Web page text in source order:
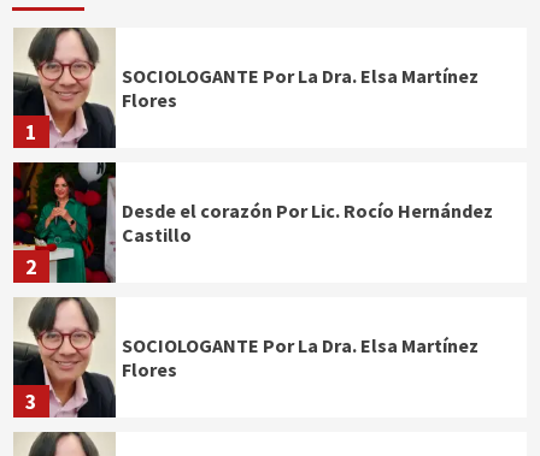
1
SOCIOLOGANTE Por La Dra. Elsa Martínez
Flores
2
Desde el corazón Por Lic. Rocío Hernández
Castillo
3
SOCIOLOGANTE Por La Dra. Elsa Martínez
Flores